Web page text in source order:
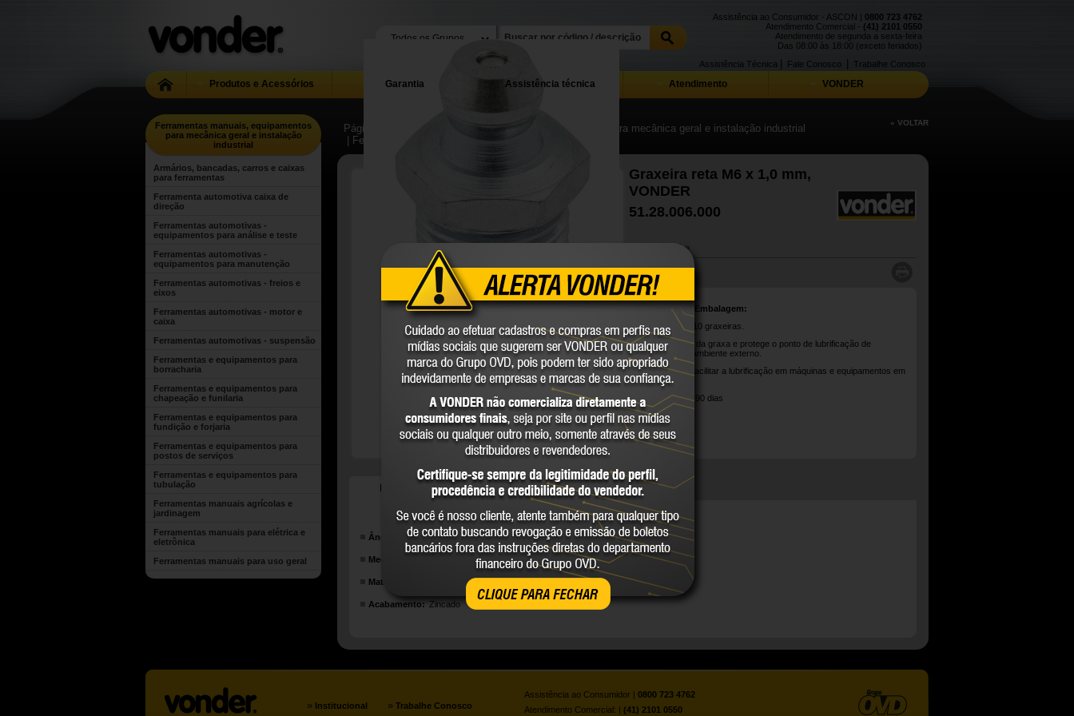
CLIQUE PARA FECHAR
Assistência ao Consumidor - ASCON | 0800 723 4762
Atendimento Comercial - (41) 2101 0550
Atendimento de segunda a sexta-feira
Das 08:00 às 18:00 (exceto feriados)
Trabalhe Conosco
Fale Conosco
Assistência Técnica
Produtos e Acessórios Garantia Assistência técnica Atendimento VONDER
Ferramentas manuais, equipamentos
para mecânica geral e instalação
industrial
Armários, bancadas, carros e caixas
para ferramentas
Ferramenta automotiva caixa de
direção
Ferramentas automotivas -
equipamentos para análise e teste
Ferramentas automotivas -
equipamentos para manutenção
Ferramentas automotivas - freios e
eixos
Ferramentas automotivas - motor e
caixa
Ferramentas automotivas - suspensão
Ferramentas e equipamentos para
borracharia
Ferramentas e equipamentos para
chapeação e funilaria
Ferramentas e equipamentos para
fundição e forjaria
Ferramentas e equipamentos para
postos de serviços
Ferramentas e equipamentos para
tubulação
Ferramentas manuais agrícolas e
jardinagem
Ferramentas manuais para elétrica e
eletrônica
Ferramentas manuais para uso geral
Página Inicial
| Ferramentas manuais, equipamentos para mecânica geral e instalação industrial
| Ferramentas e equipamentos para postos de serviços
« VOLTAR
Graxeira reta M6 x 1,0 mm,
VONDER
51.28.006.000
Compartilhe
Conteúdo da Embalagem:
1 Pacote com 10 graxeiras.
Evita o retorno da graxa e protege o ponto de lubrificação de
impurezas do ambiente externo.
Indicada para facilitar a lubrificação em máquinas e equipamentos em
geral.
Garantia legal: 90 dias
DETALHES TÉCNICOS
Ângulo: Reto
Medida da rosca: M6 x passo 1,0 mm
Material:
Acabamento: Zincado
» Institucional » Trabalhe Conosco
Assistência ao Consumidor | 0800 723 4762
Atendimento Comercial: | (41) 2101 0550